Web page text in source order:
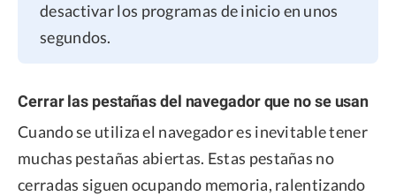
desactivar los programas de inicio en unos
segundos.
Cerrar las pestañas del navegador que no se usan
Cuando se utiliza el navegador es inevitable tener
muchas pestañas abiertas. Estas pestañas no
cerradas siguen ocupando memoria, ralentizando